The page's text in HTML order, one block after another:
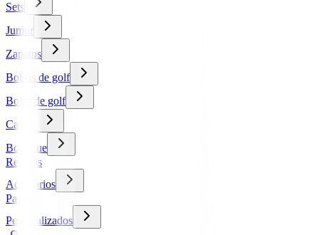
Sets
Junior
Zapatos
Bolsas de golf
Bolas de golf
Carros
Boutique
Regalos
Accesorios
Packs
Personalizados